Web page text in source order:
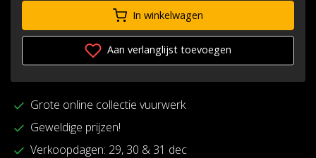
In winkelwagen
Aan verlanglijst toevoegen
Grote online collectie vuurwerk
Geweldige prijzen!
Verkoopdagen: 29, 30 & 31 dec